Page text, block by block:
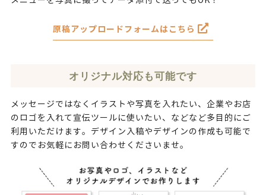
原稿アップロードフォームはこちら
オリジナル対応も可能です
メッセージではなくイラストや写真を入れたい、企業やお店
のロゴを入れて宣伝ツールに使いたい、などなど多目的にご
利用いただけます。デザイン入稿やデザインの作成も可能で
すのでお気軽にお問い合わせくださいませ。